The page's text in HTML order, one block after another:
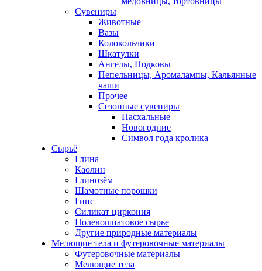
Сувениры
Животные
Вазы
Колокольчики
Шкатулки
Ангелы, Подковы
Пепельницы, Аромалампы, Кальянные
чаши
Прочее
Сезонные сувениры
Пасхальные
Новогодние
Символ года кролика
Сырьё
Глина
Каолин
Глинозём
Шамотные порошки
Гипс
Силикат циркония
Полевошпатовое сырье
Другие природные материалы
Мелющие тела и футеровочные материалы
Футеровочные материалы
Мелющие тела